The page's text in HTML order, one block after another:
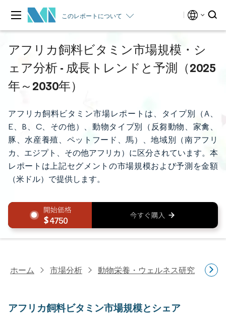
このレポートについて
アフリカ飼料ビタミン市場規模・シ
ェア分析 - 成長トレンドと予測（2025
年～2030年）
アフリカ飼料ビタミン市場レポートは、タイプ別（A、
E、B、C、その他）、動物タイプ別（反芻動物、家禽、
豚、水産養殖、ペットフード、馬）、地域別（南アフリ
カ、エジプト、その他アフリカ）に区分されています。本
レポートは上記セグメントの市場規模および予測を金額
（米ドル）で提供します。
4750
ホーム 市場分析 動物栄養・ウェルネス研究 飼
アフリカ飼料ビタミン市場規模とシェア